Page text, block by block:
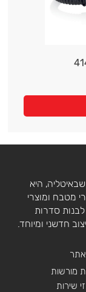
היא
מטבח ומוצרי
החברה לבנות סדרות
חדשני ומיוחד.
מורשות
שירות